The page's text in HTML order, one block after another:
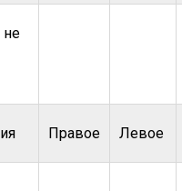
Правое Левое